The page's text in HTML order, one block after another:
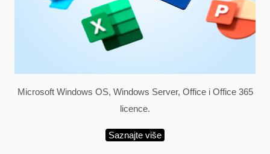
Microsoft Windows OS, Windows Server, Office i Office 365
licence.
Saznajte više